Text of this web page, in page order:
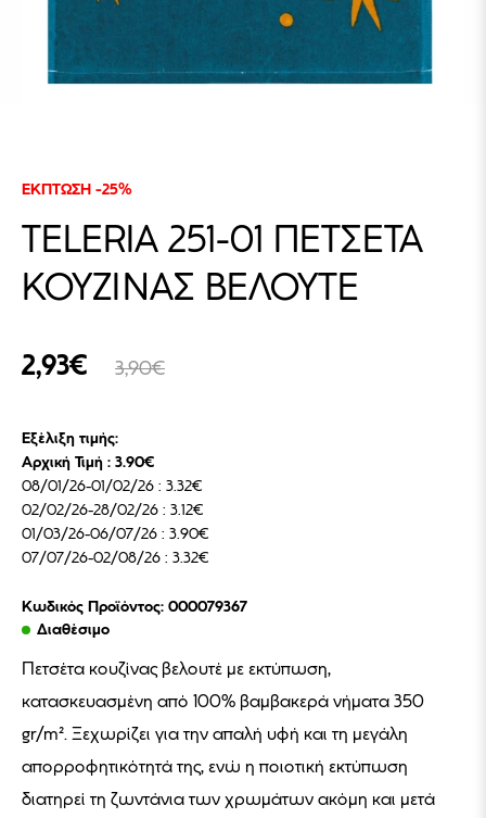
ΕΚΠΤΩΣΗ -25%
TELERIA 251-01 ΠΕΤΣΕΤΑ
ΚΟΥΖΙΝΑΣ ΒΕΛΟΥΤΕ
2,93€ 3,90€
Εξέλιξη τιμής:
Αρχική Τιμή : 3.90€
08/01/26-01/02/26 : 3.32€
02/02/26-28/02/26 : 3.12€
01/03/26-06/07/26 : 3.90€
07/07/26-02/08/26 : 3.32€
Κωδικός Προϊόντος: 000079367
Διαθέσιμο
Πετσέτα κουζίνας βελουτέ με εκτύπωση,
κατασκευασμένη από 100% βαμβακερά νήματα 350
gr/m². Ξεχωρίζει για την απαλή υφή και τη μεγάλη
απορροφητικότητά της, ενώ η ποιοτική εκτύπωση
διατηρεί τη ζωντάνια των χρωμάτων ακόμη και μετά